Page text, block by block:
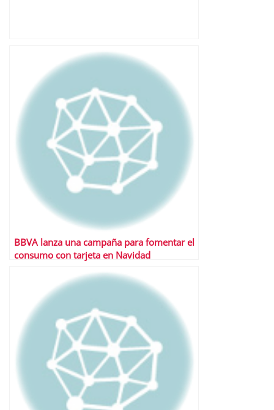
BBVA lanza una campaña para fomentar el
consumo con tarjeta en Navidad